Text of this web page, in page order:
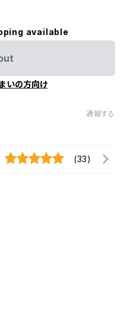
available
いの方向け
通報する
(33)